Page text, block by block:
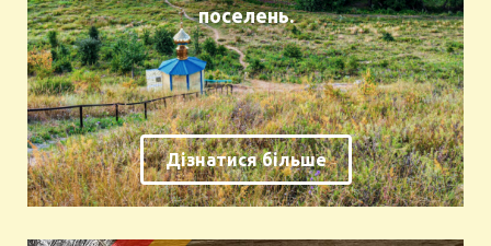
поселень.
Дізнатися більше